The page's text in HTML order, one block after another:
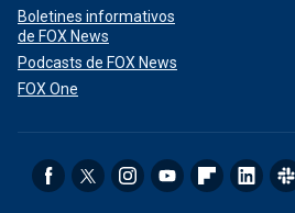
Boletines informativos
de FOX News
Podcasts de FOX News
FOX One